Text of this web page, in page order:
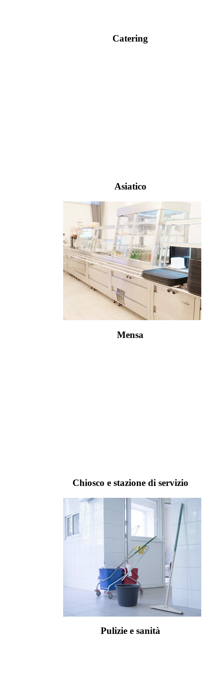
Catering
Asiatico
Mensa
Chiosco e stazione di servizio
Pulizie e sanità